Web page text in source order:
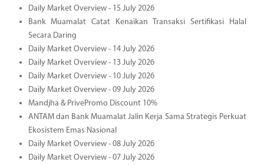
Daily Market Overview - 15 July 2026
Bank Muamalat Catat Kenaikan Transaksi Sertifikasi Halal
Secara Daring
Daily Market Overview - 14 July 2026
Daily Market Overview - 13 July 2026
Daily Market Overview - 10 July 2026
Daily Market Overview - 09 July 2026
Mandjha & PrivePromo Discount 10%
ANTAM dan Bank Muamalat Jalin Kerja Sama Strategis Perkuat
Ekosistem Emas Nasional
Daily Market Overview - 08 July 2026
Daily Market Overview - 07 July 2026